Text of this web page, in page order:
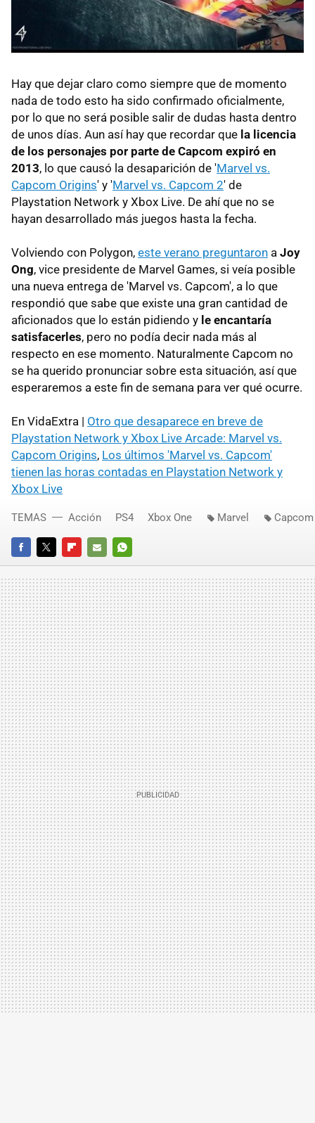
Hay que dejar claro como siempre que de momento
nada de todo esto ha sido confirmado oficialmente,
por lo que no será posible salir de dudas hasta dentro
de unos días. Aun así hay que recordar que la licencia
de los personajes por parte de Capcom expiró en
2013, lo que causó la desaparición de 'Marvel vs.
Capcom Origins' y 'Marvel vs. Capcom 2' de
Playstation Network y Xbox Live. De ahí que no se
hayan desarrollado más juegos hasta la fecha.
Volviendo con Polygon, este verano preguntaron a Joy
Ong, vice presidente de Marvel Games, si veía posible
una nueva entrega de 'Marvel vs. Capcom', a lo que
respondió que sabe que existe una gran cantidad de
aficionados que lo están pidiendo y le encantaría
satisfacerles, pero no podía decir nada más al
respecto en ese momento. Naturalmente Capcom no
se ha querido pronunciar sobre esta situación, así que
esperaremos a este fin de semana para ver qué ocurre.
En VidaExtra | Otro que desaparece en breve de
Playstation Network y Xbox Live Arcade: Marvel vs.
Capcom Origins, Los últimos 'Marvel vs. Capcom'
tienen las horas contadas en Playstation Network y
Xbox Live
FACEBOOKTWITTERFLIPBOARD
E-
MAIL
WHATSAPP
TEMAS Acción PS4 Xbox One Marvel Capcom